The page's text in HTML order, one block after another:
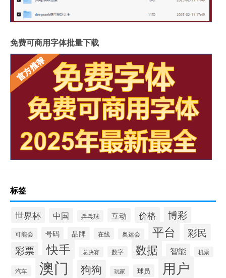
免费可商用字体批量下载
标签
世界杯 中国 乒乓球 互动 价格 博彩
可能会 号码 品牌 在线 奥运会 平台 彩民
彩票 快手 总决赛 数字 数据 智能 机票
汽车 澳门 狗狗 玩家 球员 用户